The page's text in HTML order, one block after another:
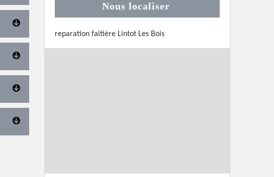
Nous localiser
reparation faitière Lintot Les Bois